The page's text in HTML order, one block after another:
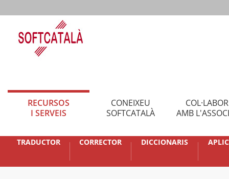
RECURSOS
I SERVEIS
CONEIXEU
SOFTCATALÀ
AMB
TRADUCTOR CORRECTOR DICCIONARIS